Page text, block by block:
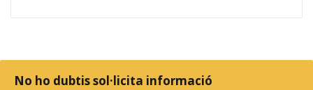
No ho dubtis sol·licita informació